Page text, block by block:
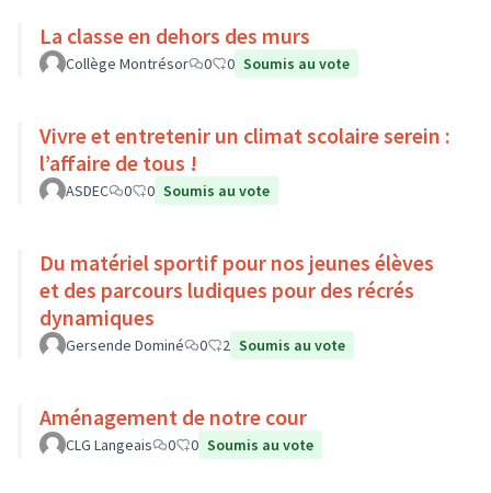
La classe en dehors des murs
Collège Montrésor 0 0 Soumis au vote
Vivre et entretenir un climat scolaire serein :
l’affaire de tous !
ASDEC 0 0 Soumis au vote
Du matériel sportif pour nos jeunes élèves
et des parcours ludiques pour des récrés
dynamiques
Gersende Dominé 0 2 Soumis au vote
Aménagement de notre cour
CLG Langeais 0 0 Soumis au vote